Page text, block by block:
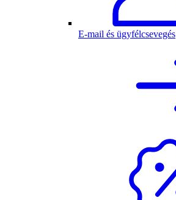
E-mail és ügyfélcsevegés